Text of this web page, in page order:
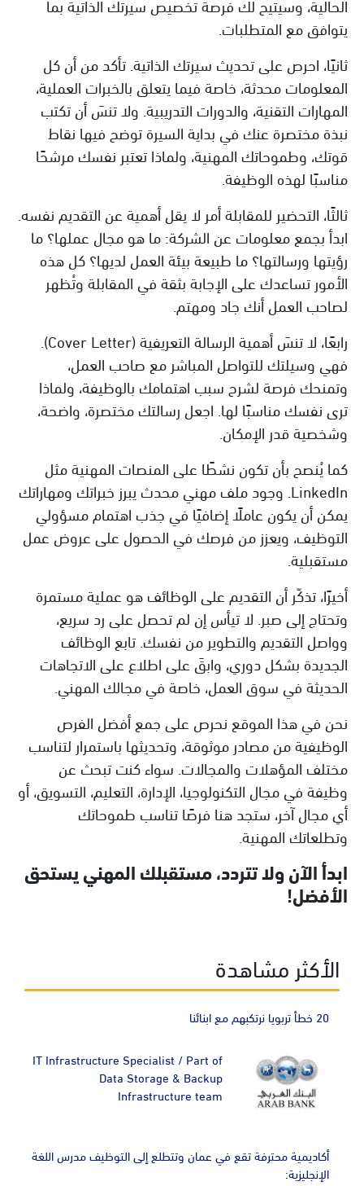
يتوافق مع المتطلبات.
ثانيًا، احرص على تحديث سيرتك الذاتية. تأكد من أن كل
المعلومات محدثة، خاصة فيما يتعلق بالخبرات العملية،
المهارات التقنية، والدورات التدريبية. ولا تنسَ أن تكتب
نبذة مختصرة عنك في بداية السيرة توضح فيها نقاط
قوتك، وطموحاتك المهنية، ولماذا تعتبر نفسك مرشحًا
مناسبًا لهذه الوظيفة.
ثالثًا، التحضير للمقابلة أمر لا يقل أهمية عن التقديم نفسه.
ابدأ بجمع معلومات عن الشركة: ما هو مجال عملها؟ ما
رؤيتها ورسالتها؟ ما طبيعة بيئة العمل لديها؟ كل هذه
الأمور تساعدك على الإجابة بثقة في المقابلة وتُظهر
لصاحب العمل أنك جاد ومهتم.
رابعًا، لا تنسَ أهمية الرسالة التعريفية (Cover Letter).
فهي وسيلتك للتواصل المباشر مع صاحب العمل،
وتمنحك فرصة لشرح سبب اهتمامك بالوظيفة، ولماذا
ترى نفسك مناسبًا لها. اجعل رسالتك مختصرة، واضحة،
وشخصية قدر الإمكان.
كما يُنصح بأن تكون نشطًا على المنصات المهنية مثل
LinkedIn. وجود ملف مهني محدث يبرز خبراتك ومهاراتك
يمكن أن يكون عاملًا إضافيًا في جذب اهتمام مسؤولي
التوظيف، ويعزز من فرصك في الحصول على عروض عمل
مستقبلية.
أخيرًا، تذكّر أن التقديم على الوظائف هو عملية مستمرة
وتحتاج إلى صبر. لا تيأس إن لم تحصل على رد سريع،
وواصل التقديم والتطوير من نفسك. تابع الوظائف
الجديدة بشكل دوري، وابقَ على اطلاع على الاتجاهات
الحديثة في سوق العمل، خاصة في مجالك المهني.
نحن في هذا الموقع نحرص على جمع أفضل الفرص
الوظيفية من مصادر موثوقة، وتحديثها باستمرار لتناسب
مختلف المؤهلات والمجالات. سواء كنت تبحث عن
وظيفة في مجال التكنولوجيا، الإدارة، التعليم، التسويق، أو
أي مجال آخر، ستجد هنا فرصًا تناسب طموحاتك
وتطلعاتك المهنية.
ابدأ الآن ولا تتردد، مستقبلك المهني يستحق
الأفضل!
الأكثر مشاهدة
20 خطأ تربويا نرتكبهم مع ابنائنا
IT Infrastructure Specialist / Part of
Data Storage & Backup
Infrastructure team
أكاديمية محترفة تقع في عمان وتتطلع إلى التوظيف مدرس اللغة
الإنجليزية: